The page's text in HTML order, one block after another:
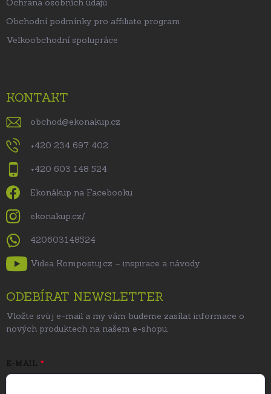
Ochrana osobních údajů
Obchodní podmínky pro affiliate program
Velkoobchodní spolupráce
KONTAKT
obchod@ekonakup.cz
+420 234 697 402
+420 603 148 524
Ekonákup na Facebooku
ekonakup.cz/
420603148524
Videa Kompostuj.cz – inspirace a návody
ODEBÍRAT NEWSLETTER
Vložte svůj e-mail a my vám budeme zasílat informace o
nových produktech na našem e-shopu.
E-MAIL